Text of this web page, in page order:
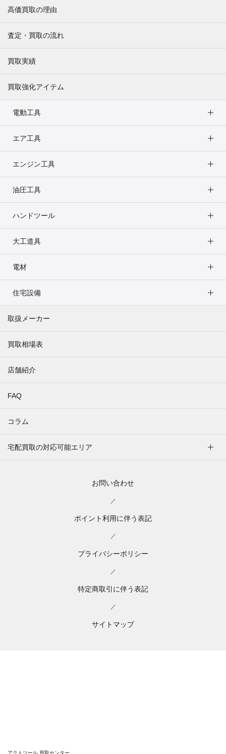
高価買取の理由
査定・買取の流れ
買取実績
買取強化アイテム
電動工具
エア工具
エンジン工具
油圧工具
ハンドツール
大工道具
電材
住宅設備
取扱メーカー
買取相場表
店舗紹介
FAQ
コラム
宅配買取の対応可能エリア
お問い合わせ
／
ポイント利用に伴う表記
／
プライバシーポリシー
／
特定商取引に伴う表記
／
サイトマップ
アクトツール 買取センター